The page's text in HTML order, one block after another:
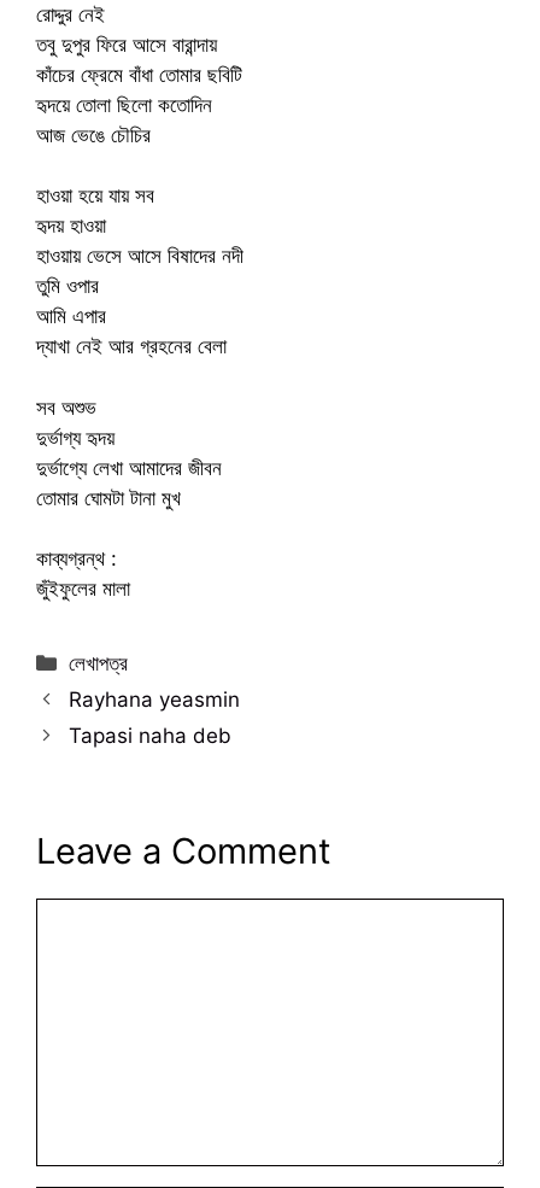
রোদ্দুর নেই
তবু দুপুর ফিরে আসে বারান্দায়
কাঁচের ফ্রেমে বাঁধা তোমার ছবিটি
হৃদয়ে তোলা ছিলো কতোদিন
আজ ভেঙে চৌচির
হাওয়া হয়ে যায় সব
হৃদয় হাওয়া
হাওয়ায় ভেসে আসে বিষাদের নদী
তুমি ওপার
আমি এপার
দ্যাখা নেই আর গ্রহনের বেলা
সব অশুভ
দুর্ভাগ্য হৃদয়
দুর্ভাগ্যে লেখা আমাদের জীবন
তোমার ঘোমটা টানা মুখ
কাব্যগ্রন্থ :
জুঁইফুলের মালা
Categories
লেখাপত্র
Rayhana yeasmin
Tapasi naha deb
Leave a Comment